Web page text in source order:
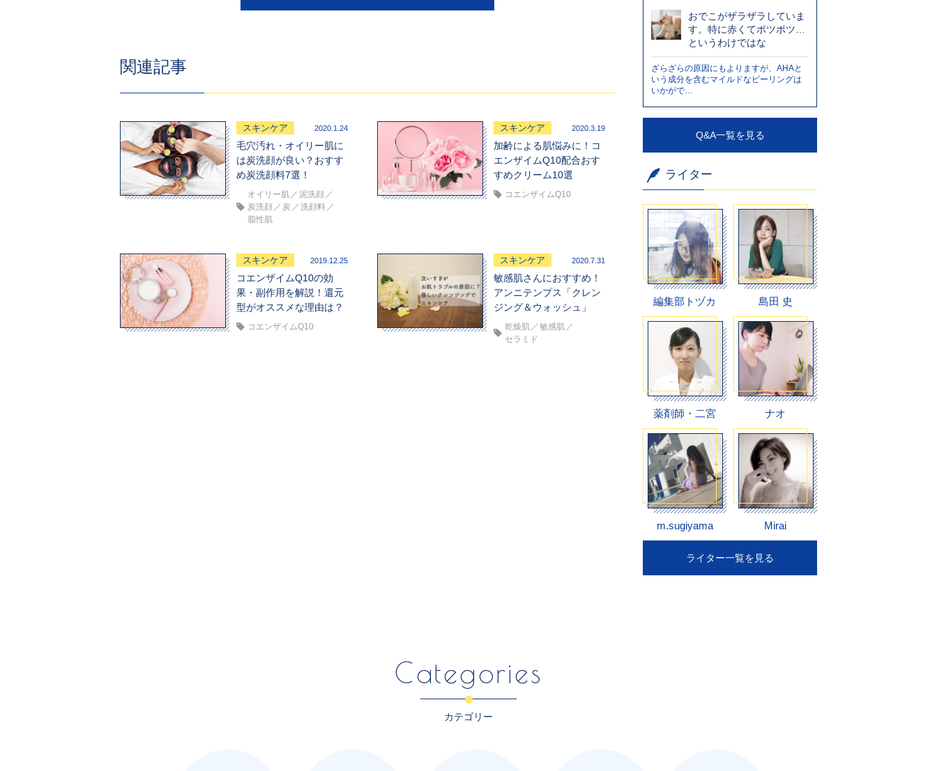
関連記事
スキンケア 2020.1.24
毛穴汚れ・オイリー肌に
は炭洗顔が良い？おすす
め炭洗顔料7選！
オイリー肌
泥洗顔
炭洗顔
炭
洗顔料
脂性肌
スキンケア 2020.3.19
加齢による肌悩みに！コ
エンザイムQ10配合おす
すめクリーム10選
コエンザイムQ10
スキンケア 2019.12.25
コエンザイムQ10の効
果・副作用を解説！還元
型がオススメな理由は？
コエンザイムQ10
スキンケア 2020.7.31
敏感肌さんにおすすめ！
アンニテンプス「クレン
ジング＆ウォッシュ」
乾燥肌
敏感肌
セラミド
おでこがザラザラしていま
す。特に赤くてポツポツ…
というわけではな
ざらざらの原因にもよりますが、AHAと
いう成分を含むマイルドなピーリングは
いかがで…
Q&A一覧を見る
ライター
編集部トヅカ 島田 史
薬剤師・二宮 ナオ
m.sugiyama Mirai
ライター一覧を見る
Categories
カテゴリー